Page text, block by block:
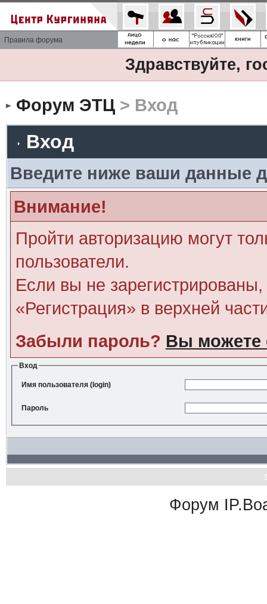
Правила форума
Здравствуйте,
Форум ЭТЦ> Вход
Вход
Введите ниже ваши данные
Внимание!
Пройти авторизацию могут
пользователи.
Если вы не
«Регистрация» в верхней
Забыли пароль? Вы можете
Вход
Имя пользователя (login)
Пароль
Форум